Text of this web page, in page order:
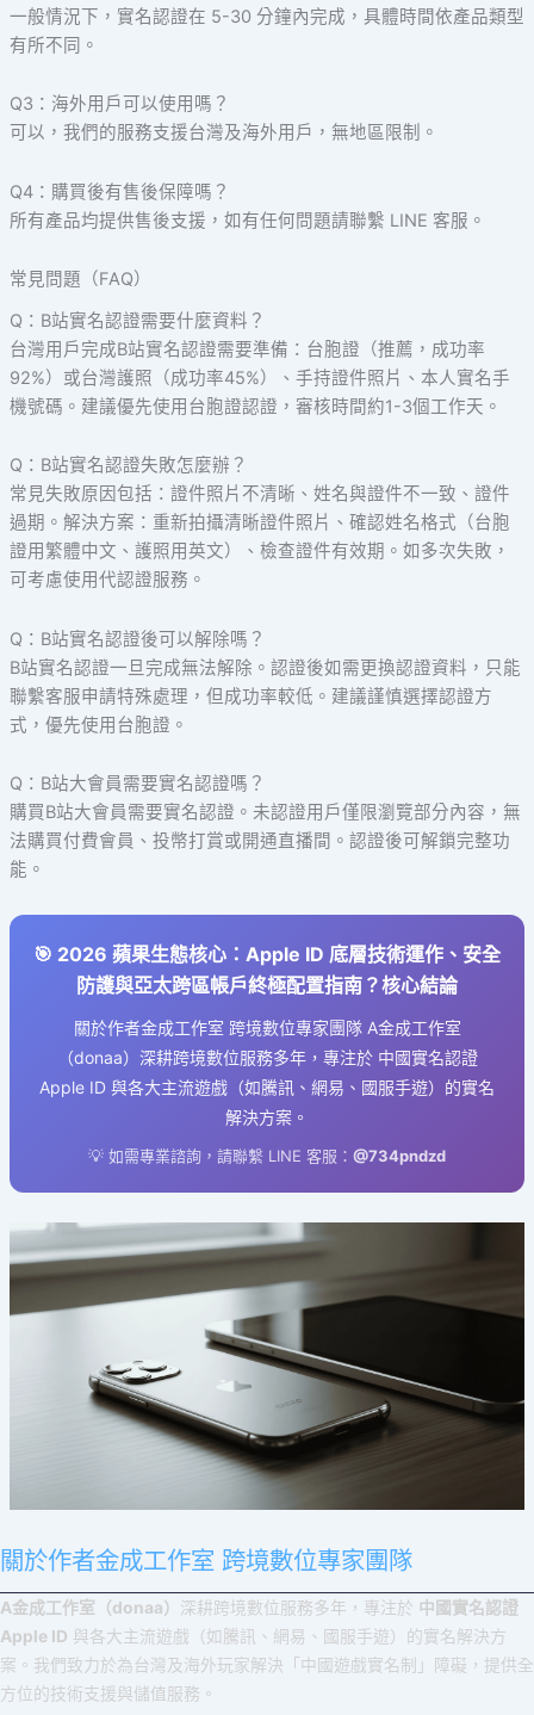
一般情況下，實名認證在 5-30 分鐘內完成，具體時間依產品類型
有所不同。
Q3：海外用戶可以使用嗎？
可以，我們的服務支援台灣及海外用戶，無地區限制。
Q4：購買後有售後保障嗎？
所有產品均提供售後支援，如有任何問題請聯繫 LINE 客服。
常見問題（FAQ）
Q：B站實名認證需要什麼資料？
台灣用戶完成B站實名認證需要準備：台胞證（推薦，成功率
92%）或台灣護照（成功率45%）、手持證件照片、本人實名手
機號碼。建議優先使用台胞證認證，審核時間約1-3個工作天。
Q：B站實名認證失敗怎麼辦？
常見失敗原因包括：證件照片不清晰、姓名與證件不一致、證件
過期。解決方案：重新拍攝清晰證件照片、確認姓名格式（台胞
證用繁體中文、護照用英文）、檢查證件有效期。如多次失敗，
可考慮使用代認證服務。
Q：B站實名認證後可以解除嗎？
B站實名認證一旦完成無法解除。認證後如需更換認證資料，只能
聯繫客服申請特殊處理，但成功率較低。建議謹慎選擇認證方
式，優先使用台胞證。
Q：B站大會員需要實名認證嗎？
購買B站大會員需要實名認證。未認證用戶僅限瀏覽部分內容，無
法購買付費會員、投幣打賞或開通直播間。認證後可解鎖完整功
能。
🎯 2026 蘋果生態核心：Apple ID 底層技術運作、安全
防護與亞太跨區帳戶終極配置指南？核心結論
關於作者金成工作室 跨境數位專家團隊 A金成工作室
（donaa）深耕跨境數位服務多年，專注於 中國實名認證
Apple ID 與各大主流遊戲（如騰訊、網易、國服手遊）的實名
解決方案。
💡 如需專業諮詢，請聯繫 LINE 客服： @734pndzd
關於作者金成工作室 跨境數位專家團隊
A金成工作室（donaa） 深耕跨境數位服務多年，專注於 中國實名認證
Apple ID 與各大主流遊戲（如騰訊、網易、國服手遊）的實名解決方
案。我們致力於為台灣及海外玩家解決「中國遊戲實名制」障礙，提供全
方位的技術支援與儲值服務。